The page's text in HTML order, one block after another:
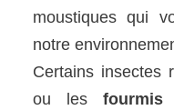
moustiques qui
notre
Certains insectes
ou les fourmis